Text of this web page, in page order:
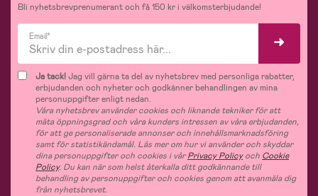
Bli nyhetsbrevprenumerant och få 150 kr i välkomsterbjudande!
Email*
Ja tack!Jag vill gärna ta del av nyhetsbrev med personliga rabatter,
erbjudanden och nyheter och godkänner behandlingen av mina
personuppgifter enligt nedan.
Våra nyhetsbrev använder cookies och liknande tekniker för att
mäta öppningsgrad och våra kunders intressen av våra erbjudanden,
för att ge personaliserade annonser och innehållsmarknadsföring
samt för statistikändamål. Läs mer om hur vi använder och skyddar
dina personuppgifter och cookies i vårPrivacy Policyoch Cookie
Policy. Du kan när som helst återkalla ditt godkännande till
behandling av personuppgifter och cookies genom att avanmäla dig
från nyhetsbrevet.